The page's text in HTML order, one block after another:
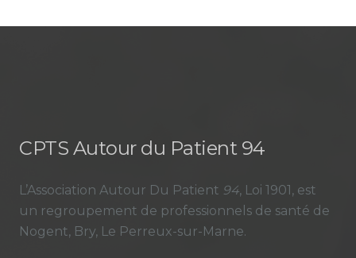
CPTS Autour du Patient 94
L’Association Autour Du Patient 94, Loi 1901, est
un regroupement de professionnels de santé de
Nogent, Bry, Le Perreux-sur-Marne.